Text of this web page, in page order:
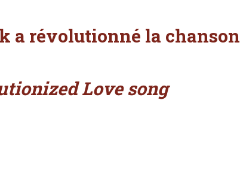
a révolutionné la chanson
Love song